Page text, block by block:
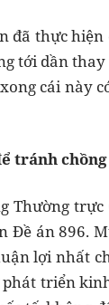
đã thực
tới dần
cái này
tránh
Thường
Đề án 896.
lợi nhất
triển